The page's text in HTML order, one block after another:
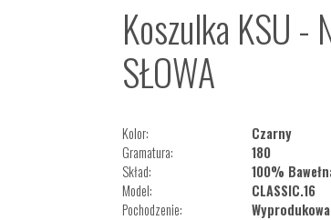
Koszulka KSU -
SŁOWA
Kolor:
Czarny
Gramatura:
180
Skład:
100%
Model:
CLASSIC.16
Pochodzenie: